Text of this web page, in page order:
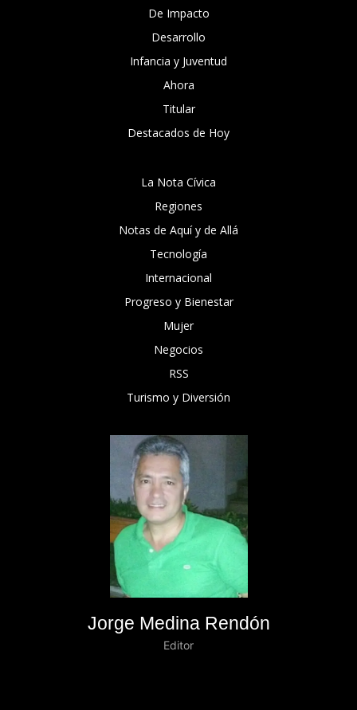
De Impacto
Desarrollo
Infancia y Juventud
Ahora
Titular
Destacados de Hoy
La Nota Cívica
Regiones
Notas de Aquí y de Allá
Tecnología
Internacional
Progreso y Bienestar
Mujer
Negocios
RSS
Turismo y Diversión
Jorge Medina Rendón
Editor